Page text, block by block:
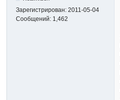
Зарегистрирован:2011-05-04
Сообщений: 1,462